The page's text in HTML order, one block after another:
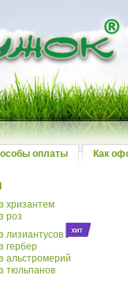
оплаты Как
хризантем
роз
лизиантусов
гербер
альстромерий
тюльпанов